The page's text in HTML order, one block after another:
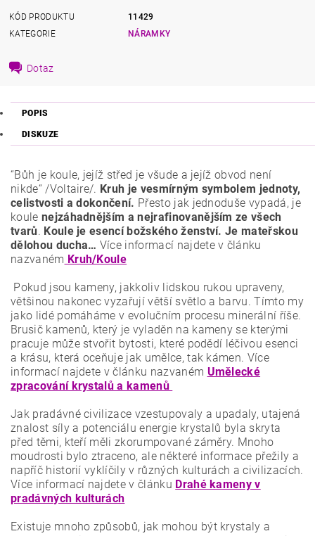
KÓD PRODUKTU
11429
KATEGORIE
NÁRAMKY
Dotaz
POPIS
DISKUZE
“Bůh je koule, jejíž střed je všude a jejíž obvod není
nikde“ /Voltaire/. Kruh je vesmírným symbolem jednoty,
celistvosti a dokončení. Přesto jak jednoduše vypadá, je
koule nejzáhadnějším a nejrafinovanějším ze všech
tvarů. Koule je esencí božského ženství. Je mateřskou
dělohou ducha… Více informací najdete v článku
nazvaném Kruh/Koule
Pokud jsou kameny, jakkoliv lidskou rukou upraveny,
většinou nakonec vyzařují větší světlo a barvu. Tímto my
jako lidé pomáháme v evolučním procesu minerální říše.
Brusič kamenů, který je vyladěn na kameny se kterými
pracuje může stvořit bytosti, které podědí léčivou esenci
a krásu, která oceňuje jak umělce, tak kámen. Více
informací najdete v článku nazvaném Umělecké
zpracování krystalů a kamenů
Jak pradávné civilizace vzestupovaly a upadaly, utajená
znalost síly a potenciálu energie krystalů byla skryta
před těmi, kteří měli zkorumpované záměry. Mnoho
moudrosti bylo ztraceno, ale některé informace přežily a
napříč historií vyklíčily v různých kulturách a civilizacích.
Více informací najdete v článku Drahé kameny v
pradávných kulturách
Existuje mnoho způsobů, jak mohou být krystaly a